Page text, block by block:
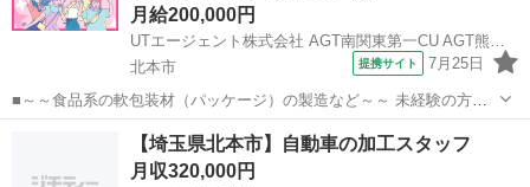
月給200,000円
UTエージェント株式会社 AGT南関東第一CU AGT熊谷エリア 北本CL 《Jbgc1C》
北本市
提携サイト 7月25日
■～～食品系の軟包装材（パッケージ）の製造など～～ 未経験の方歓
迎！ 丁寧な研修があるので初めての方も安心◎ 食品向けの袋をつくる
お仕事をお任せします！ シンプルな繰り返し作業がメインです♪ ＜具
体的には…＞ ◆検査...
工場
【埼玉県北本市】自動車の加工スタッフ
月収320,000円